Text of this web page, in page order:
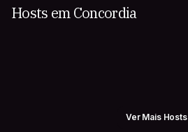
Hosts em Concordia
Ver Mais Hosts